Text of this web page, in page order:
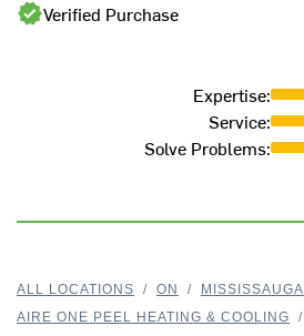
Verified Purchase
Expertise:
Service:
Solve Problems:
ALL LOCATIONS / ON / MISSISSAUGA
AIRE ONE PEEL HEATING & COOLING
/